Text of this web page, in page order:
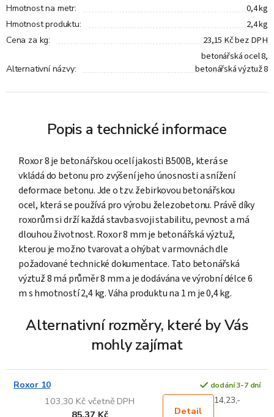
Hmotnost na metr: 0,4 kg
Hmotnost produktu: 2,4 kg
Cena za kg: 23,15 Kč bez DPH
Alternativní názvy:
betonářská ocel 8,
betonářská výztuž 8
Popis a technické informace
Roxor 8 je betonářskou ocelí jakosti B500B, která se
vkládá do betonu pro zvýšení jeho únosnosti a snížení
deformace betonu. Jde o tzv. žebirkovou betonářskou
ocel, která se používá pro výrobu železobetonu. Právě díky
roxorům si drží každá stavba svoji stabilitu, pevnost a má
dlouhou životnost. Roxor 8 mm je betonářská výztuž,
kterou je možno tvarovat a ohýbat v armovnách dle
požadované technické dokumentace. Tato betonářská
výztuž 8 má průměr 8 mm a je dodávána ve výrobní délce 6
m s hmotností 2,4 kg. Váha produktu na 1 m je 0,4 kg.
Alternativní rozměry, které by Vás
mohly zajímat
Roxor 10 dodání 3-7 dní
103,30 Kč včetně DPH
Detail
14,23,-